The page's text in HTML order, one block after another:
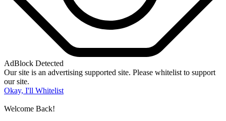
AdBlock Detected
Our site is an advertising supported site. Please whitelist to support
our site.
Okay, I'll Whitelist
Welcome Back!